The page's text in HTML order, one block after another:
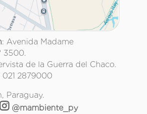
: Avenida Madame
3500.
de la Guerra del Chaco.
021 2879000
Paraguay.
@mambiente_py